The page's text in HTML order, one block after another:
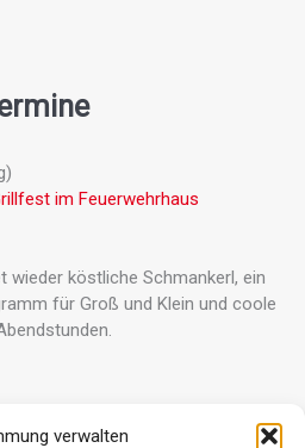
verwalten
im Feuer­wehr­haus
wieder köstliche Schmankerl, ein
für Groß und Klein und coole